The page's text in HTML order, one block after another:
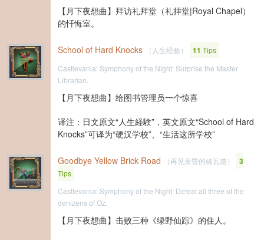
【月下夜想曲】拜访礼拜堂（礼拝堂|Royal Chapel）
的忏悔室。
School of Hard Knocks （人生经验） 11 Tips
Castlevania: Symphony of the Night: Surprise the Master
Librarian.
【月下夜想曲】给图书管理员一个惊喜
译注：日文原文“人生経験”，英文原文“School of Hard
Knocks”可译为“硬汉学校”、“生活这所学校”
Goodbye Yellow Brick Road （再见黄昏的砖瓦道） 3
Tips
Castlevania: Symphony of the Night: Defeat all three of the
denizens of Oz.
【月下夜想曲】击败三种《绿野仙踪》的住人。